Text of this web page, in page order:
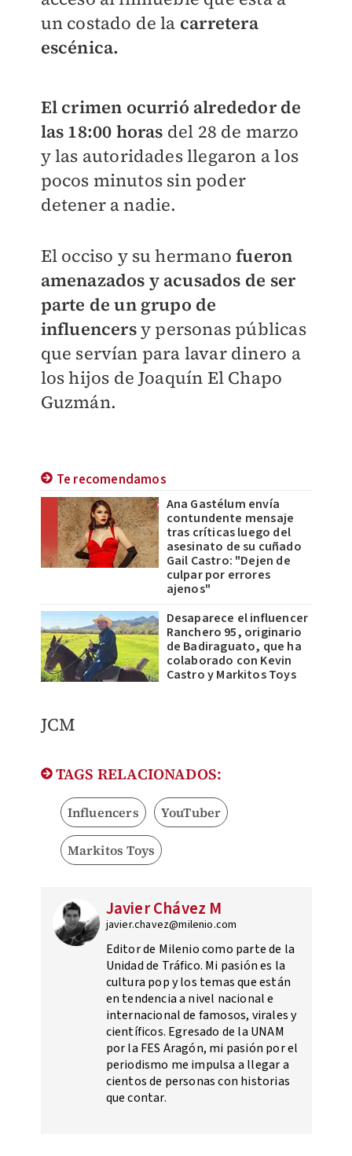
un costado de la carretera
escénica.
El crimen ocurrió alrededor de
las 18:00 horas del 28 de marzo
y las autoridades llegaron a los
pocos minutos sin poder
detener a nadie.
El occiso y su hermanofueron
amenazados y acusados de ser
parte de un grupo de
influencersy personas públicas
que servían para lavar dinero a
los hijos de Joaquín El Chapo
Guzmán.
Te recomendamos
Ana Gastélum envía
contundente mensaje
tras críticas luego del
asesinato de su cuñado
Gail Castro: "Dejen de
culpar por errores
ajenos"
Desaparece el influencer
Ranchero 95, originario
de Badiraguato, que ha
colaborado con Kevin
Castro y Markitos Toys
JCM
TAGS RELACIONADOS:
Influencers YouTuber
Markitos Toys
Javier Chávez M
javier.chavez@milenio.com
Editor de Milenio como parte de la
Unidad de Tráfico. Mi pasión es la
cultura pop y los temas que están
en tendencia a nivel nacional e
internacional de famosos, virales y
científicos. Egresado de la UNAM
por la FES Aragón, mi pasión por el
periodismo me impulsa a llegar a
cientos de personas con historias
que contar.